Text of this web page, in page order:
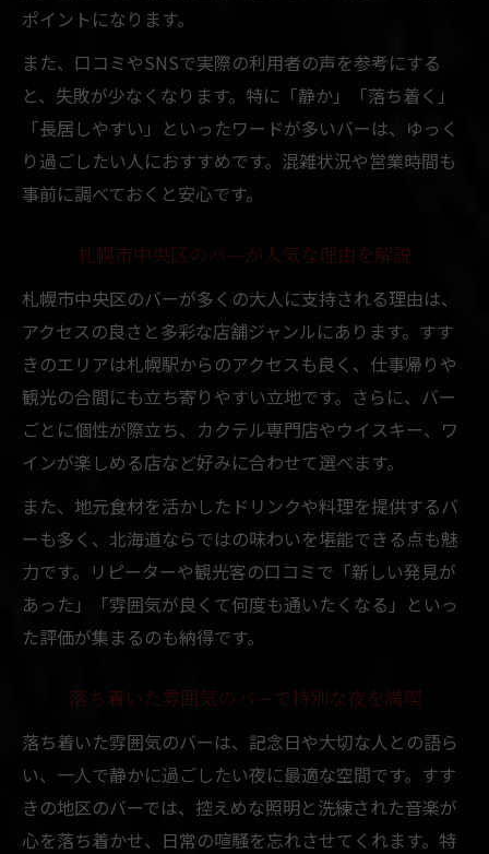
ポイントになります。
また、口コミやSNSで実際の利用者の声を参考にする
と、失敗が少なくなります。特に「静か」「落ち着く」
「長居しやすい」といったワードが多いバーは、ゆっく
り過ごしたい人におすすめです。混雑状況や営業時間も
事前に調べておくと安心です。
札幌市中央区のバーが人気な理由を解説
札幌市中央区のバーが多くの大人に支持される理由は、
アクセスの良さと多彩な店舗ジャンルにあります。すす
きのエリアは札幌駅からのアクセスも良く、仕事帰りや
観光の合間にも立ち寄りやすい立地です。さらに、バー
ごとに個性が際立ち、カクテル専門店やウイスキー、ワ
インが楽しめる店など好みに合わせて選べます。
また、地元食材を活かしたドリンクや料理を提供するバ
ーも多く、北海道ならではの味わいを堪能できる点も魅
力です。リピーターや観光客の口コミで「新しい発見が
あった」「雰囲気が良くて何度も通いたくなる」といっ
た評価が集まるのも納得です。
落ち着いた雰囲気のバーで特別な夜を満喫
落ち着いた雰囲気のバーは、記念日や大切な人との語ら
い、一人で静かに過ごしたい夜に最適な空間です。すす
きの地区のバーでは、控えめな照明と洗練された音楽が
心を落ち着かせ、日常の喧騒を忘れさせてくれます。特